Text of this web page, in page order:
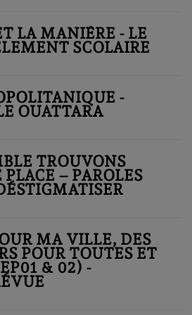
LA MANIÈRE - LE
SCOLAIRE
-
OUATTARA
TROUVONS
PLACE – PAROLES
MA VILLE, DES
POUR TOUTES ET
& 02) -